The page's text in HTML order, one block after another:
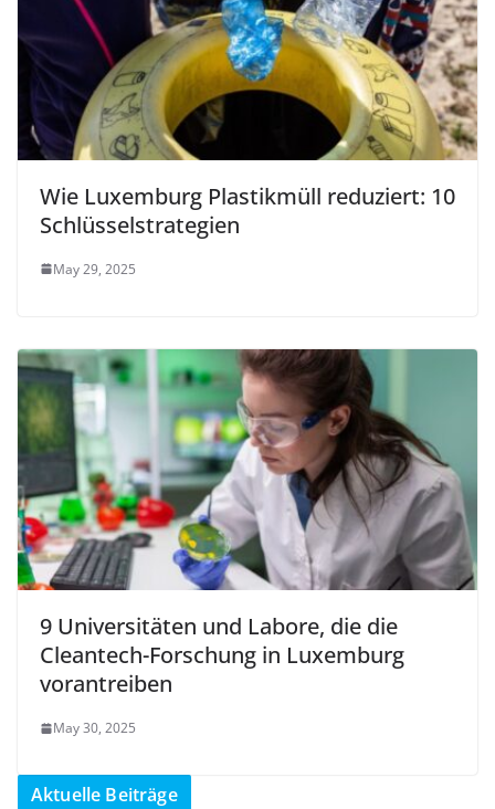
Wie Luxemburg Plastikmüll reduziert: 10
Schlüsselstrategien
May 29, 2025
9 Universitäten und Labore, die die
Cleantech-Forschung in Luxemburg
vorantreiben
May 30, 2025
Aktuelle Beiträge